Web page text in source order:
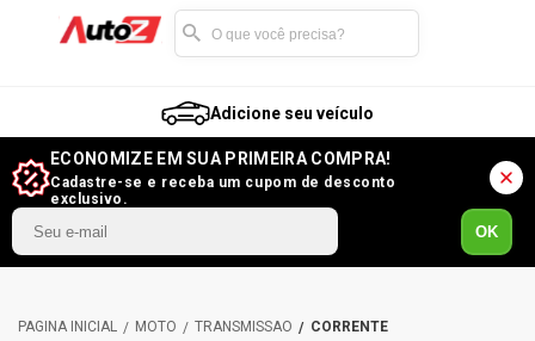
Adicione seu veículo
ECONOMIZE EM SUA PRIMEIRA COMPRA!
Cadastre-se e receba um cupom de desconto
exclusivo.
OK
MOTO TRANSMISSÃO CORRENTE